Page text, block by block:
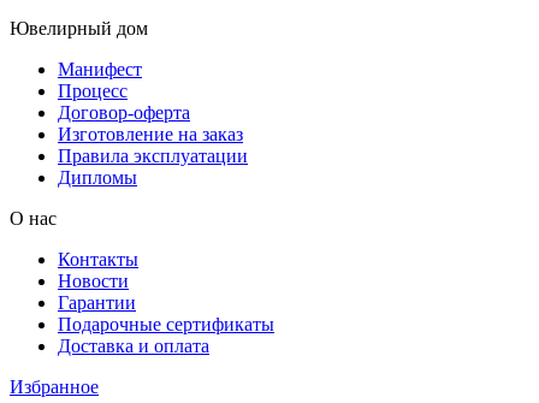
Ювелирный дом
Манифест
Процесс
Договор-оферта
Изготовление на заказ
Правила эксплуатации
Дипломы
О нас
Контакты
Новости
Гарантии
Подарочные сертификаты
Доставка и оплата
Избранное